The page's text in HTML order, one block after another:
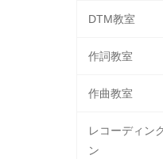
DTM教室
作詞教室
作曲教室
レコーディン
ン